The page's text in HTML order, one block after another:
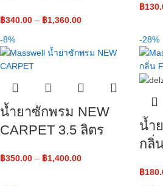
฿340.00 – ฿1,360.00
฿
-8%
น้ำยาซักพรม NEW
CARPET 3.5 ลิตร
฿350.00 – ฿1,400.00
-28%
น้ำ
กลิ่
฿